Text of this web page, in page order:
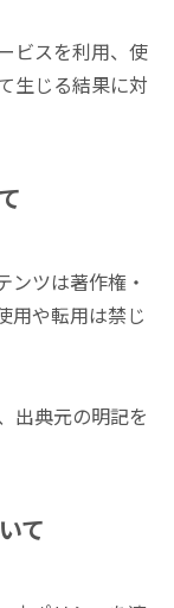
ビスを利用、使
生じる結果に対
ンツは著作権・
用や転用は禁じ
出典元の明記を
て